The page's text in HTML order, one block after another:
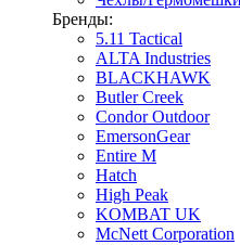
Бренды:
5.11 Tactical
ALTA Industries
BLACKHAWK
Butler Creek
Condor Outdoor
EmersonGear
Entire M
Hatch
High Peak
KOMBAT UK
McNett Corporation